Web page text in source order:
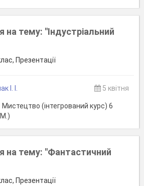
на тему: "Індустріальний
Презентації
І. І. 5 квітня
Мистецтво (інтегрований курс) 6
на тему: "Фантастичний
Презентації